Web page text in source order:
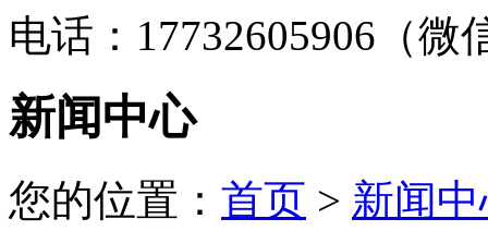
电话：17732605906（微
新闻中心
您的位置： 首页 > 新闻